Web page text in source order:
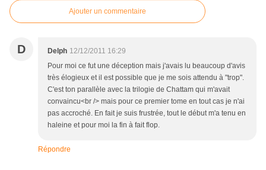
Ajouter un commentaire
D Delph 12/12/2011 16:29
Pour moi ce fut une déception mais j'avais lu beaucoup d'avis
très élogieux et il est possible que je me sois attendu à "trop".
C'est ton parallèle avec la trilogie de Chattam qui m'avait
convaincu<br /> mais pour ce premier tome en tout cas je n'ai
pas accroché. En fait je suis frustrée, tout le début m'a tenu en
haleine et pour moi la fin à fait flop.
Répondre